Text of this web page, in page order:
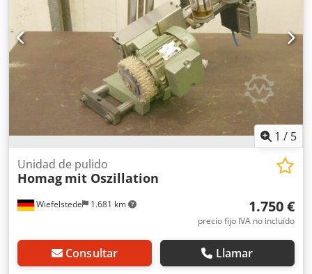
9000 rpm -Dimensiones: 340/270/A400 mm -Peso: 35 kg
Cedpfec Iprfex Am Tsha
1 / 5
Wiefelstede 1.681 km
Unidad de pulido
Homag mit Oszillation
1.750 €
precio fijo IVA no incluído
Consultar Llamar